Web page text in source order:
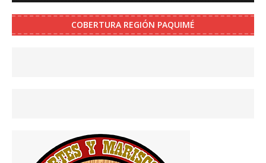
COBERTURA REGIÓN PAQUIMÉ